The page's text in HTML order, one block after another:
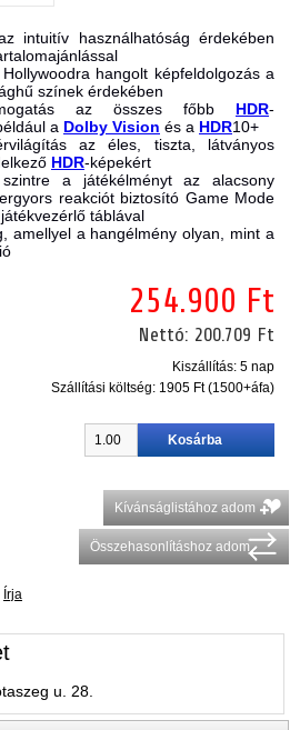
intuitív használhatóság érdekében
hangolt képfeldolgozás a
színek érdekében
az összes főbb HDR-
a Dolby Vision és a HDR10+
az éles, tiszta, látványos
HDR-képekért
a játékélményt az alacsony
reakciót biztosító Game Mode
táblával
amellyel a hangélmény olyan, mint a
254.900 Ft
Nettó: 200.709 Ft
Kiszállítás: 5 nap
Szállítási költség: 1905 Ft (1500+áfa)
Kívánságlistához adom
Összehasonlításhoz adom
Írja
u. 28.